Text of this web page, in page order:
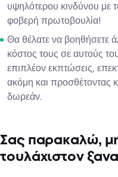
υψηλότερου κινδύνου με
φοβερή πρωτοβουλία!
Θα θέλατε να βοηθήσετε
κόστος τους σε αυτούς
επιπλέον εκπτώσεις,
ακόμη και προσθέτοντας
δωρεάν.
Σας παρακαλώ,
τουλάχιστον